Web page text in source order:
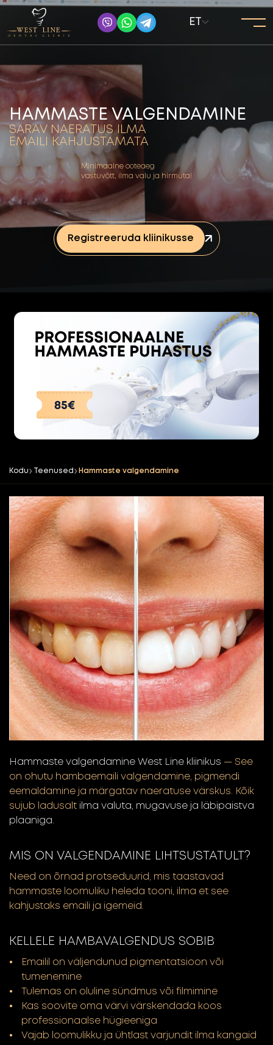
ET
HAMMASTE VALGENDAMINE
SÄRAV NAERATUS ILMA
EMAILI KAHJUSTAMATA
Minimaalne ooteaeg
vastuvõtt, ilma valu ja hirmuta!
Registreeruda kliinikusse
Kodu Teenused Hammaste valgendamine
Hammaste valgendamine West Line kliinikus — See
on ohutu hambaemaili valgendamine, pigmendi
eemaldamine ja märgatav naeratuse värskus. Kõik
sujub ladusalt ilma valuta, mugavuse ja läbipaistva
plaaniga.
MIS ON VALGENDAMINE LIHTSUSTATULT?
Need on õrnad protseduurid, mis taastavad
hammaste loomuliku heleda tooni, ilma et see
kahjustaks emaili ja igemeid.
KELLELE HAMBAVALGENDUS SOBIB
Emailil on väljendunud pigmentatsioon või
tumenemine
Tulemas on oluline sündmus või filmimine
Kas soovite oma värvi värskendada koos
professionaalse hügieeniga
Vajab loomulikku ja ühtlast varjundit ilma kangaid